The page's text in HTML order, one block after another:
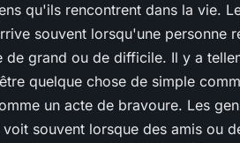
qu'ils rencontrent dans la vie.
souvent lorsqu'une personne
grand ou de difficile. Il y a
quelque chose de simple
un acte de bravoure. Les
souvent lorsque des amis ou